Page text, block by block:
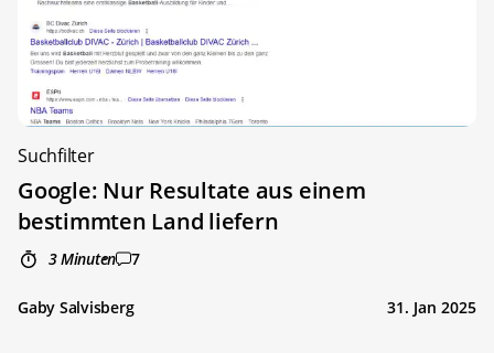
Suchfilter
Google: Nur Resultate aus einem
bestimmten Land liefern
3 Minuten 7
Gaby Salvisberg 31. Jan 2025